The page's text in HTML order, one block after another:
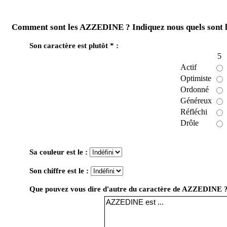
Comment sont les AZZEDINE ? Indiquez nous quels
Son caractère est plutôt * :
5
Actif
Optimiste
Ordonné
Généreux
Réfléchi
Drôle
Sa couleur est le :
Son chiffre est le :
Que pouvez vous dire d'autre du caractère de AZZEDINE